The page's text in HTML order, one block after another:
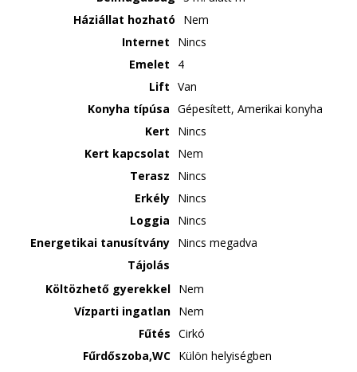
Háziállat hozható
Nem
Internet
Nincs
Emelet
4
Lift Van
Konyha típúsa Gépesített, Amerikai konyha
Kert
Nincs
Kert kapcsolat
Nem
Terasz
Nincs
Erkély
Nincs
Loggia
Nincs
Energetikai tanusítvány
Nincs megadva
Tájolás
Költözhető gyerekkel
Nem
Vízparti ingatlan
Nem
Fűtés Cirkó
Fűrdőszoba,WC
Külön helyiségben